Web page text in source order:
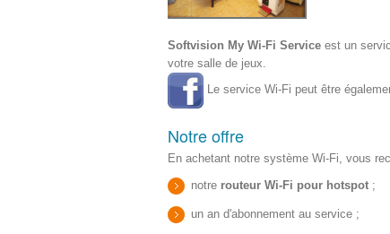
Softvision My Wi-Fi Service est un
votre salle de jeux.
Le service Wi-Fi peut être
Notre offre
En achetant notre système Wi-Fi, vous
notre routeur Wi-Fi pour hotspot ;
un an d'abonnement au service ;